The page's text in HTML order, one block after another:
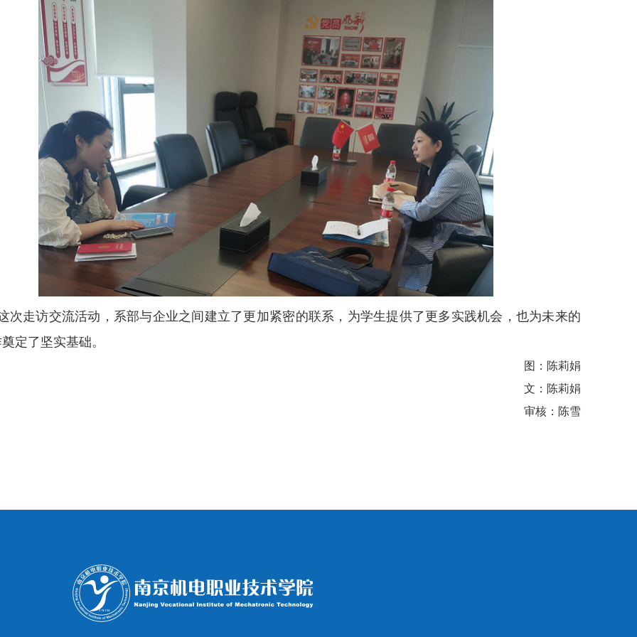
次走访交流活动，系部与企业之间建立了更加紧密的联系，为学生提供了更多实践机会，也为未来的
定了坚实基础。
图：陈莉娟
文：陈莉娟
审核：陈雪